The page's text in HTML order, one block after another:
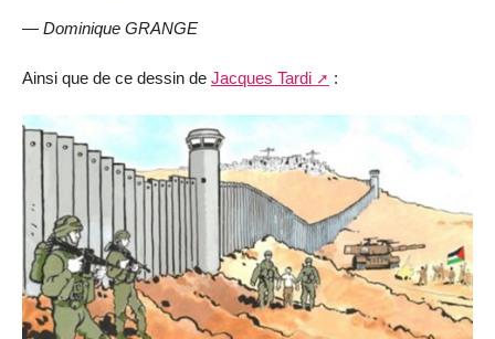
― Dominique GRANGE
Ainsi que de ce dessin de Jacques Tardi :